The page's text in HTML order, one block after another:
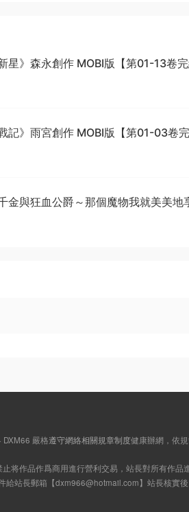
星》森永創作 MOBI版【第01-13卷完
記》雨宮創作 MOBI版【第01-03卷完
金與狂血公爵～那個魔物我就美美地
DXM66 嚴格遵守網絡相關規章制度健康辦網，依
将作品作爲商用進行營利交易，站長對所有作
給站長郵箱【dxm966@hotmail.com】站長核實